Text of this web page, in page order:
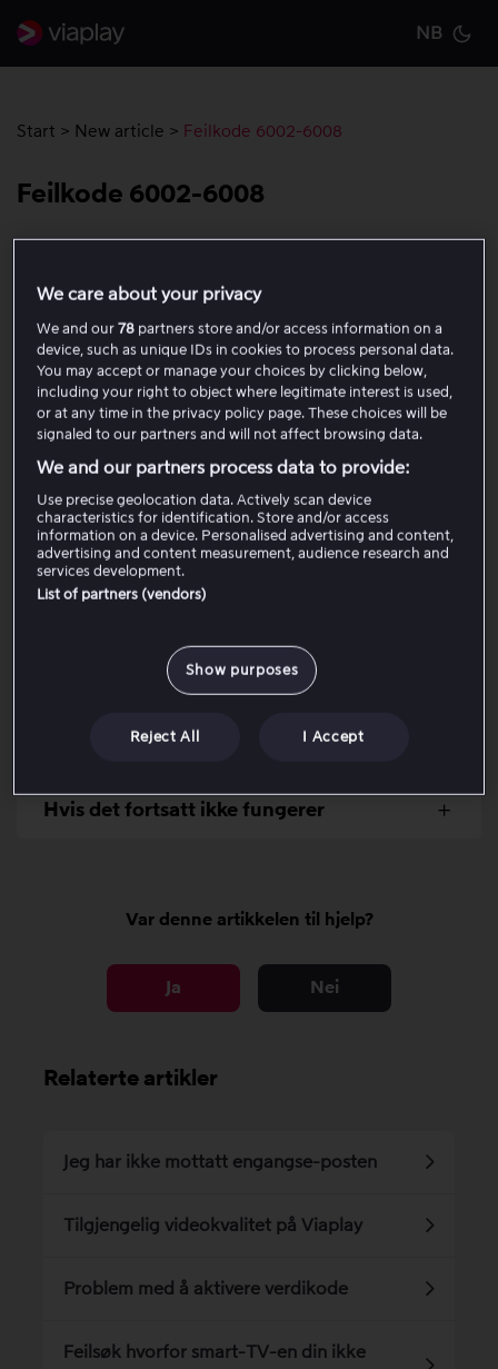
NB
Start > New article > Feilkode 6002-6008
Feilkode 6002-6008
Content Decryption Module (CDM), som er ansvarlig for
avspilling av innhold. Hvis du får denne koden, følg
stegene nedenfor for å prøve å løse problemet:
Start appen på nytt.
Logg ut og logg inn igjen.
Kontroller om feilkoden oppstår i Viaplay-appen på
flere ulike enheter og/eller påViaplay.no
forskjellige nettlesere.
Hvis problemet vedvarer, gå videre med stegene
nedenfor:
Kontrollpunkter for alle enheter
Enhetsspesifikke kontrollpunkter
Hvis det fortsatt ikke fungerer
Var denne artikkelen til hjelp?
Ja Nei
Relaterte artikler
Jeg har ikke mottatt engangse-posten
Tilgjengelig videokvalitet på Viaplay
Problem med å aktivere verdikode
Feilsøk hvorfor smart-TV-en din ikke
We care about your privacy
We and our78 partners store and/or access information on a
device, such as unique IDs in cookies to process personal data.
You may accept or manage your choices by clicking below,
including your right to object where legitimate interest is used,
or at any time in the privacy policy page. These choices will be
signaled to our partners and will not affect browsing data.
We and our partners process data to provide:
Use precise geolocation data. Actively scan device
characteristics for identification. Store and/or access
information on a device. Personalised advertising and content,
advertising and content measurement, audience research and
services development.
List of partners (vendors)
Show purposes
Reject All I Accept